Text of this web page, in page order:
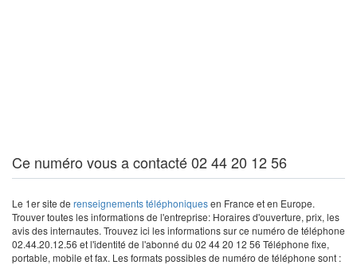
Ce numéro vous a contacté 02 44 20 12 56
Le 1er site de renseignements téléphoniquesen France et en Europe.
Trouver toutes les informations de l'entreprise: Horaires d'ouverture, prix, les
avis des internautes. Trouvez ici les informations sur ce numéro de téléphone
02.44.20.12.56 et l'identité de l'abonné du 02 44 20 12 56 Téléphone fixe,
portable, mobile et fax. Les formats possibles de numéro de téléphone sont :